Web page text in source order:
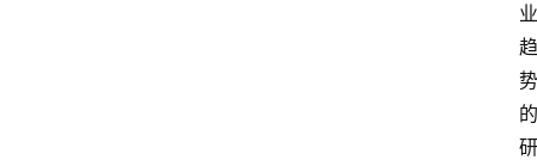
业
趋
势
的
研